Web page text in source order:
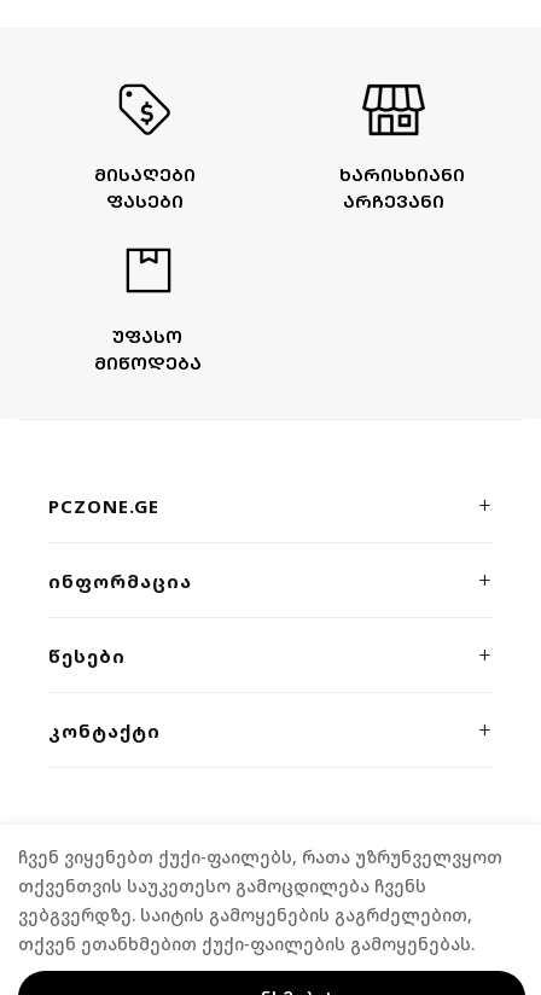
ᲮᲐᲠᲘᲡᲮᲘᲐᲜᲘ
ᲐᲠᲩᲔᲕᲐᲜᲘ
ᲛᲘᲡᲐᲦᲔᲑᲘ
ᲤᲐᲡᲔᲑᲘ
ᲣᲤᲐᲡᲝ
ᲛᲘᲬᲝᲓᲔᲑᲐ
PCZONE.GE
მოწყობილობების ონლაინ მაღაზია. ხარისხი, სისწრაფე
ᲘᲜᲤᲝᲠᲛᲐᲪᲘᲐ
მიწოდება
ᲬᲔᲡᲔᲑᲘ
როგორ შევიძინოთ
ᲙᲝᲜᲢᲐᲥᲢᲘ
contact@pczone.ge
© 2026 PCZONE.GE. ALL RIGHTS RESERVED.
ჩვენ ვიყენებთ ქუქი-ფაილებს, რათა უზრუნველვყოთ
თქვენთვის საუკეთესო გამოცდილება ჩვენს
ვებგვერდზე. საიტის გამოყენების გაგრძელებით,
თქვენ ეთანხმებით ქუქი-ფაილების გამოყენებას.